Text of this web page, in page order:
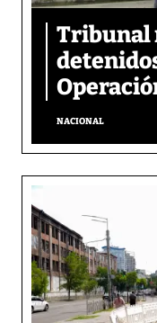
Tribunal
NACIONAL